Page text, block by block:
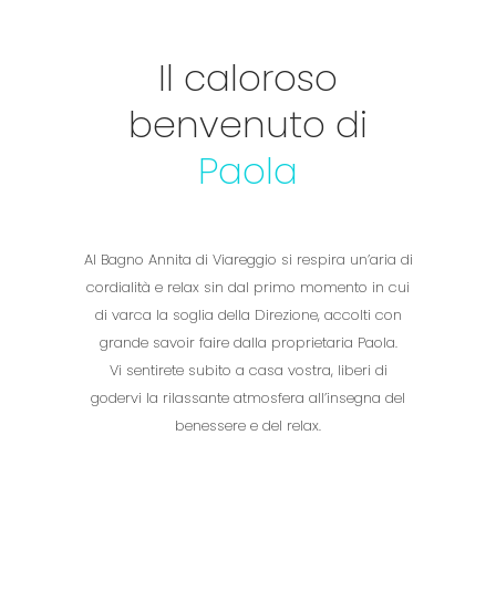
Il caloroso
benvenuto di
Paola
Al Bagno Annita di Viareggio si respira un’aria di
cordialità e relax sin dal primo momento in cui
di varca la soglia della Direzione, accolti con
grande savoir faire dalla proprietaria Paola.
Vi sentirete subito a casa vostra, liberi di
godervi la rilassante atmosfera all’insegna del
benessere e del relax.